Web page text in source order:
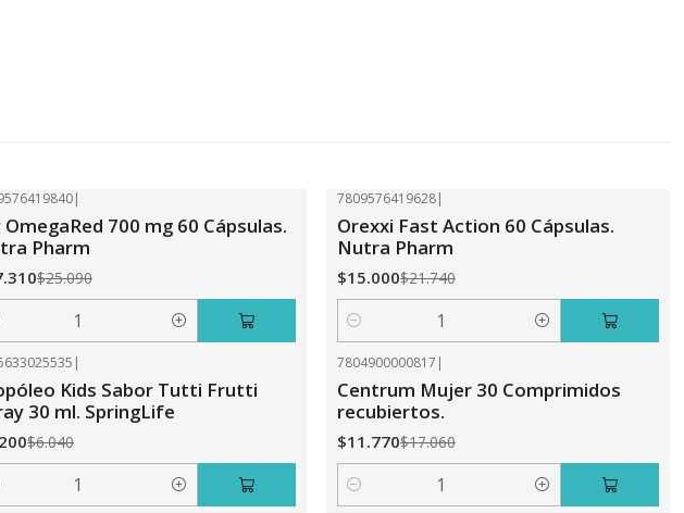
|
OmegaRed 700 mg 60 Cápsulas.
Pharm
$25.090
7809576419628|
Orexxi Fast Action 60 Cápsulas.
Nutra Pharm
$15.000$21.740
Cantidad
|
Kids Sabor Tutti Frutti
30 ml. SpringLife
$6.040
7804900000817 |
Centrum Mujer 30 Comprimidos
recubiertos.
$11.770$17.060
Cantidad